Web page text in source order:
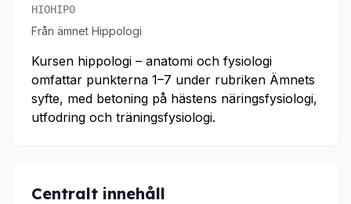
HIOHIP0
Från ämnet Hippologi
Kursen hippologi – anatomi och fysiologi
omfattar punkterna 1–7 under rubriken Ämnets
syfte, med betoning på hästens näringsfysiologi,
utfodring och träningsfysiologi.
Centralt innehåll